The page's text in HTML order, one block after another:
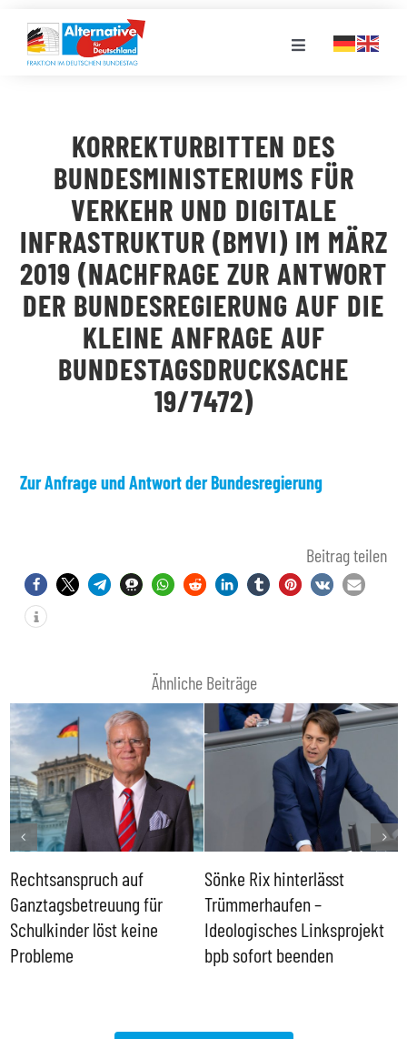
Inhalt
springen
Toggle
LANDESGRUPPEN
VERANSTALTUNGEN
PRESSE
STELLENPORTAL
KORREKTURBITTEN DES
BUNDESMINISTERIUMS FÜR
VERKEHR UND DIGITALE
INFRASTRUKTUR (BMVI) IM MÄRZ
2019 (NACHFRAGE ZUR ANTWORT
DER BUNDESREGIERUNG AUF DIE
KLEINE ANFRAGE AUF
BUNDESTAGSDRUCKSACHE
19/7472)
Zur Anfrage und Antwort der Bundesregierung
Beitrag teilen
Ähnliche Beiträge
Rechtsanspruch auf
Ganztagsbetreuung für
Schulkinder löst keine
Probleme
Sönke Rix hinterlässt
Trümmerhaufen –
Ideologisches Linksprojekt
bpb sofort beenden